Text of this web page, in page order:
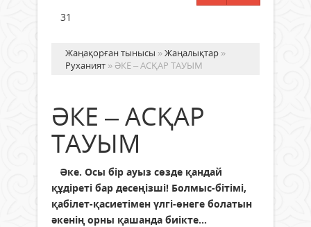
31
Жаңақорған тынысы »Жаңалықтар »
Руханият » ӘКЕ – АСҚАР ТАУЫМ
ӘКЕ – АСҚАР
ТАУЫМ
Әке. Осы бір ауыз сөзде қандай
құдіреті бар десеңізші! Болмыс-бітімі,
қабілет-қасиетімен үлгі-өнеге болатын
әкенің орны қашанда биікте...